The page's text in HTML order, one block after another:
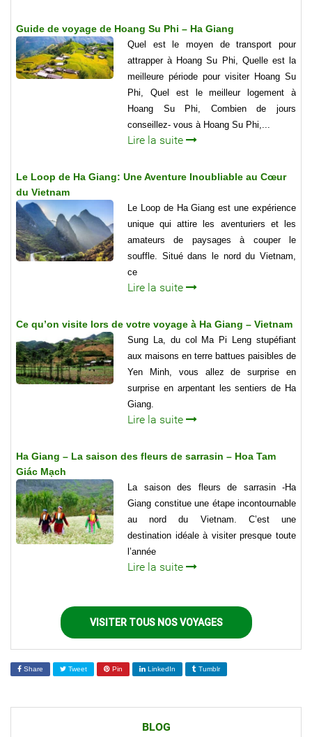
Guide de voyage de Hoang Su Phi – Ha Giang
Quel est le moyen de transport pour
attrapper à Hoang Su Phi, Quelle est la
meilleure période pour visiter Hoang Su
Phi, Quel est le meilleur logement à
Hoang Su Phi, Combien de jours
conseillez- vous à Hoang Su Phi,...
Lire la suite
Le Loop de Ha Giang: Une Aventure Inoubliable au Cœur
du Vietnam
Le Loop de Ha Giang est une expérience
unique qui attire les aventuriers et les
amateurs de paysages à couper le
souffle. Situé dans le nord du Vietnam,
ce
Lire la suite
Ce qu’on visite lors de votre voyage à Ha Giang – Vietnam
Sung La, du col Ma Pi Leng stupéfiant
aux maisons en terre battues paisibles de
Yen Minh, vous allez de surprise en
surprise en arpentant les sentiers de Ha
Giang.
Lire la suite
Ha Giang – La saison des fleurs de sarrasin – Hoa Tam
Giác Mạch
La saison des fleurs de sarrasin -Ha
Giang constitue une étape incontournable
au nord du Vietnam. C’est une
destination idéale à visiter presque toute
l’année
Lire la suite
VISITER TOUS NOS VOYAGES
Share Tweet Pin LinkedIn Tumblr
BLOG